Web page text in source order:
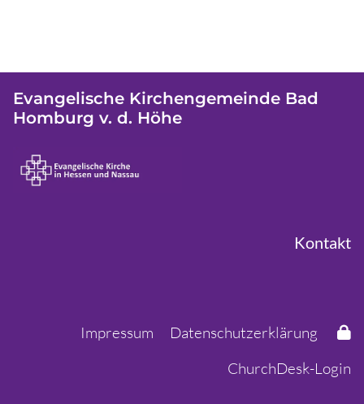
Evangelische Kirchengemeinde Bad
Homburg v. d. Höhe
Kontakt
Impressum
Datenschutzerklärung
ChurchDesk-Login